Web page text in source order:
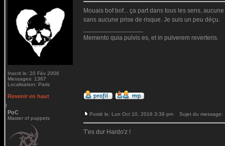
Inscrit le: 20 Fév 2006
Messages: 1367
Localisation: Paris
Mouais bof bof... ça part dans tous les sens,
sans aucune prise de risque. Je suis un peu déçu.
Memento quia pulvis es, et in pulverem reverteris.
Revenir en haut
PoC
Master of puppets
Posté le: Lun Oct 10, 2016 3:39 pm Sujet du message:
T'es dur Hardo'z !